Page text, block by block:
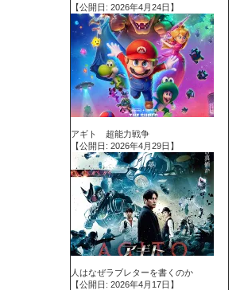
【公開日: 2026年4月24日】
アギト 超能力戦争
【公開日: 2026年4月29日】
人はなぜラブレターを書くのか
【公開日: 2026年4月17日】